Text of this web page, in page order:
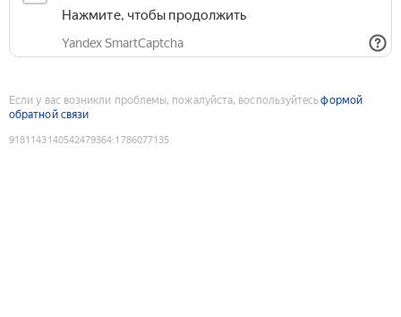
Нажмите, чтобы продолжить
Yandex SmartCaptcha
Если у вас возникли проблемы, пожалуйста, воспользуйтесьформой
обратной связи
9181143140542479364:1786077135